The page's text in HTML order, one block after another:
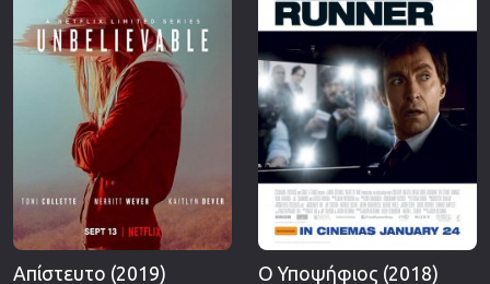
Απίστευτο (2019) Ο Υποψήφιος (2018)